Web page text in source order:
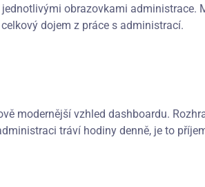
obrazovkami administrace.
dojem z práce s administrací.
modernější vzhled dashboardu.
tráví hodiny denně, je to